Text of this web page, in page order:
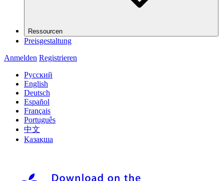
Ressourcen
Preisgestaltung
Anmelden Registrieren
Русский
English
Deutsch
Español
Français
Português
中文
Қазақша